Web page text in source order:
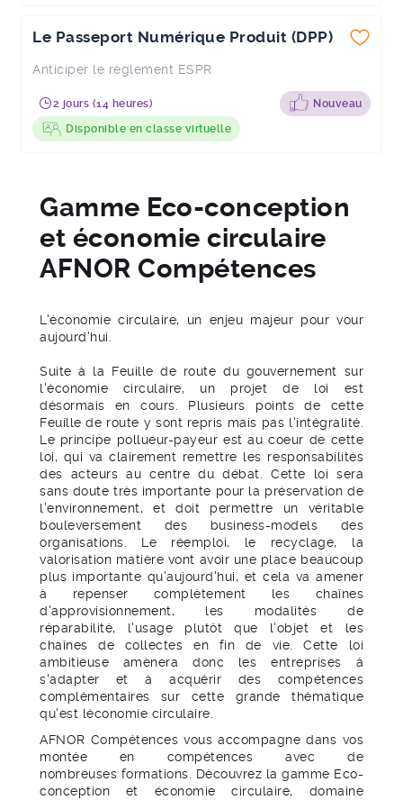
Le Passeport Numérique Produit (DPP)
Anticiper le règlement ESPR
2 jours (14 heures)
Nouveau
Disponible en classe virtuelle
Gamme Eco-conception
et économie circulaire
AFNOR Compétences
L'économie circulaire, un enjeu majeur pour vour
aujourd'hui.
Suite à la Feuille de route du gouvernement sur
l'économie circulaire, un projet de loi est
désormais en cours. Plusieurs points de cette
Feuille de route y sont repris mais pas l'intégralité.
Le principe pollueur-payeur est au coeur de cette
loi, qui va clairement remettre les responsabilités
des acteurs au centre du débat. Cette loi sera
sans doute très importante pour la préservation de
l'environnement, et doit permettre un véritable
bouleversement des business-models des
organisations. Le réemploi, le recyclage, la
valorisation matière vont avoir une place beaucoup
plus importante qu'aujourd'hui, et cela va amener
à repenser complètement les chaînes
d'approvisionnement, les modalités de
réparabilité, l'usage plutôt que l'objet et les
chaînes de collectes en fin de vie. Cette loi
ambitieuse amènera donc les entreprises à
s'adapter et à acquérir des compétences
complémentaires sur cette grande thématique
qu'est léconomie circulaire.
AFNOR Compétences vous accompagne dans vos
montée en compétences avec de
nombreuses formations. Découvrez la gamme Eco-
conception et économie circulaire, domaine